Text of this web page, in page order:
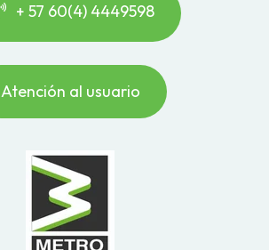
+ 57 60(4) 4449598
Atención al usuario